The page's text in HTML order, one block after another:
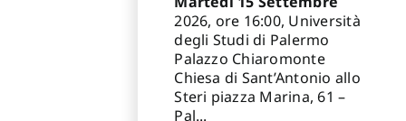
2026, ore 16:00, Università
degli Studi di Palermo
Palazzo Chiaromonte
Chiesa di Sant’Antonio allo
Steri piazza Marina, 61 –
Pal...